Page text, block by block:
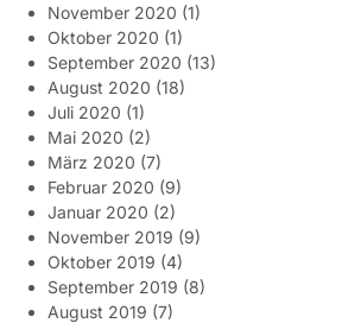
November 2020 (1)
Oktober 2020 (1)
September 2020 (13)
August 2020 (18)
Juli 2020 (1)
Mai 2020 (2)
März 2020 (7)
Februar 2020 (9)
Januar 2020 (2)
November 2019 (9)
Oktober 2019 (4)
September 2019 (8)
August 2019 (7)